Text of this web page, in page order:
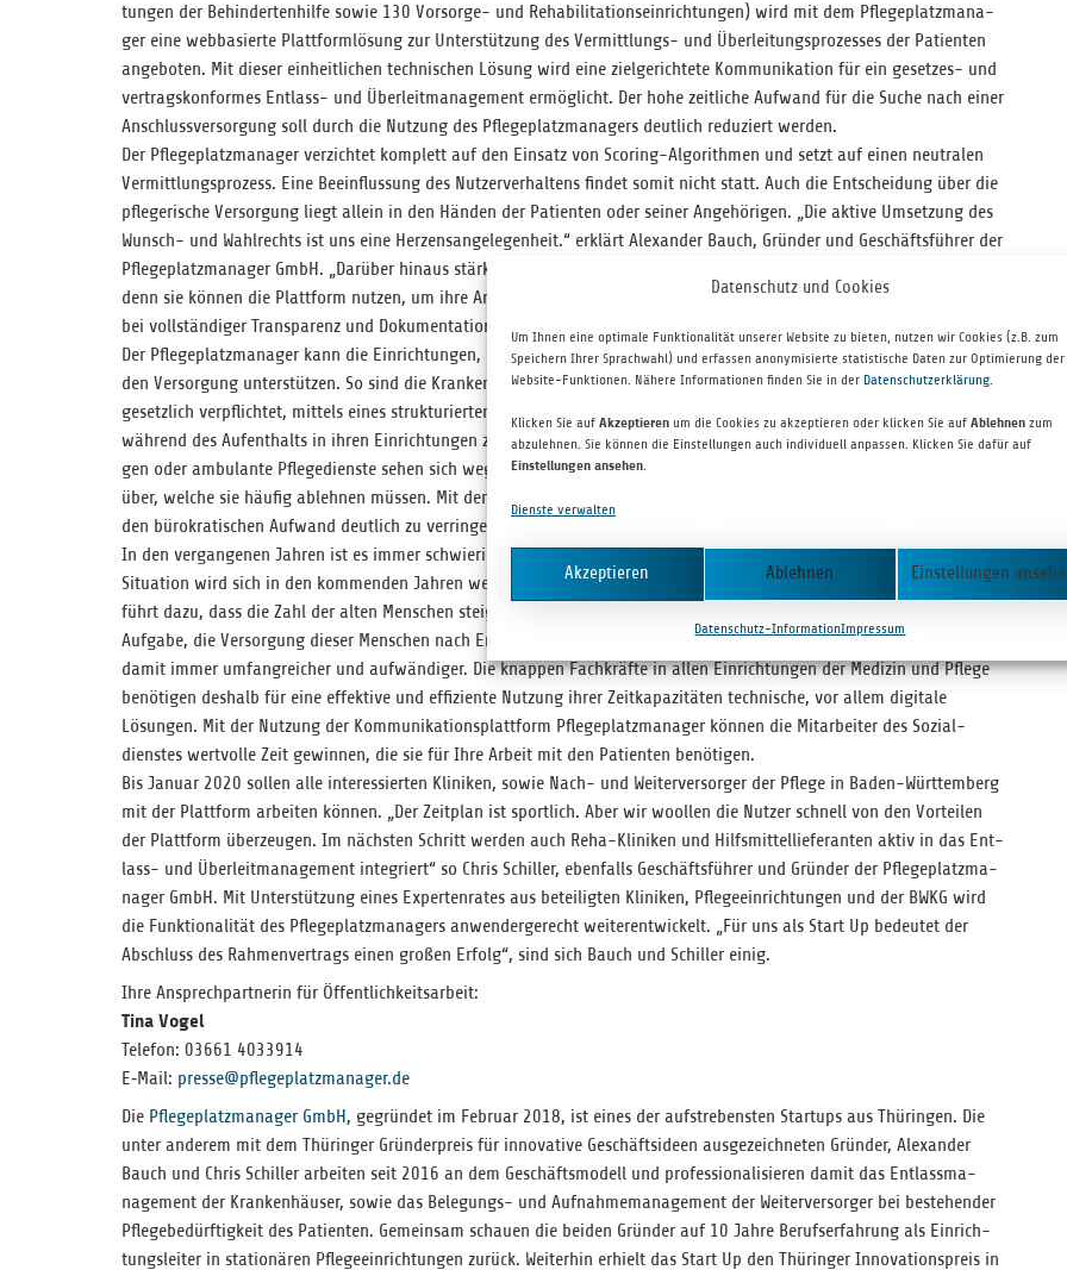
Datenschutz und Cookies
Um Ihnen eine optimale Funktionalität unserer Website zu bieten, nutzen wir Cookies (z.B. zum
Speichern Ihrer Sprachwahl) und erfassen anonymisierte statistische Daten zur Optimierung der
Website-Funktionen. Nähere Informationen finden Sie in der Datenschutzerklärung
Klicken Sie auf Akzeptieren um die Cookies zu akzeptieren oder klicken Sie auf Ablehnen zum
abzulehnen. Sie können die Einstellungen auch individuell anpassen. Klicken Sie dafür auf
Einstellungen ansehen
Dienste verwalten
Akzeptieren Ablehnen Einstellungen
Datenschutz-InformationImpressum
tun­gen der Behin­der­ten­hilfe sowie 130 Vor­sorge- und Reha­bi­li­ta­ti­ons­ein­rich­tun­gen) wird mit dem Pfle­ge­platz­ma­na­
ger eine web­ba­sierte Platt­form­lö­sung zur Unter­stüt­zung des Ver­mitt­lungs- und Über­lei­tungs­pro­zes­ses der Pati­en­ten
ange­bo­ten. Mit die­ser ein­heit­li­chen tech­ni­schen Lösung wird eine ziel­ge­rich­tete Kom­mu­ni­ka­tion für ein geset­zes- und
ver­trags­kon­for­mes Ent­lass- und Über­leit­ma­nage­ment ermög­licht. Der hohe zeit­li­che Auf­wand für die Suche nach einer
Anschluss­ver­sor­gung soll durch die Nut­zung des Pfle­ge­platz­ma­na­gers deut­lich redu­ziert werden.
Der Pfle­ge­platz­ma­na­ger ver­zich­tet kom­plett auf den Ein­satz von Scoring-Algo­rith­men und setzt auf einen neu­tra­len
Ver­mitt­lungs­pro­zess. Eine Beein­flus­sung des Nut­zer­ver­hal­tens fin­det somit nicht statt. Auch die Ent­schei­dung über die
pfle­ge­ri­sche Ver­sor­gung liegt allein in den Hän­den der Pati­en­ten oder sei­ner Ange­hö­ri­gen. „Die aktive Umset­zung des
Wunsch- und Wahl­rechts ist uns eine Her­zens­an­ge­le­gen­heit.“ erklärt Alex­an­der Bauch, Grün­der und Geschäfts­füh­rer der
Pfle­ge­platz­ma­na­ger GmbH. „Dar­über hin­aus stär­ken wir den fai­ren Wett­be­werb bei den Nach- und Wei­ter­ver­sor­gern,
denn sie kön­nen die Platt­form nut­zen, um ihre Ange­bote posi­tiv dar­zu­stel­len und erhal­ten alle pas­sen­den Anfra­gen
bei voll­stän­di­ger Trans­pa­renz und Doku­men­ta­tion des Auf­nahme- und Überleitmanagements.“
Der Pfle­ge­platz­ma­na­ger kann die Ein­rich­tun­gen, die Pati­en­ten und ihre Ange­hö­ri­gen bei der Suche nach der pas­sen­
den Ver­sor­gung unter­stüt­zen. So sind die Kran­ken­häu­ser, wie auch die Vor­sorge und Reha­bi­li­ta­ti­ons­ein­rich­tun­gen
gesetz­lich ver­pflich­tet, mit­tels eines struk­tu­rier­ten Ent­lass­ma­nage­ments die Anschluss­ver­sor­gung der Pati­en­ten bereits
wäh­rend des Auf­ent­halts in ihren Ein­rich­tun­gen zu orga­ni­sie­ren. Die Nach- und Wei­ter­ver­sor­ger wie Pfle­ge­ein­rich­tun­
gen oder ambu­lante Pfle­ge­dienste sehen sich wegen der feh­len­den Ver­sor­gungs­ka­pa­zi­tä­ten vie­len Anfra­gen gegen­
über, wel­che sie häu­fig ableh­nen müs­sen. Mit dem Pfle­ge­platz­ma­na­ger kann es gelin­gen, die Suche zu ver­kür­zen und
den büro­kra­ti­schen Auf­wand deut­lich zu verringern.
In den ver­gan­ge­nen Jah­ren ist es immer schwie­ri­ger gewor­den, die pas­sende Pfle­ge­ver­sor­gung zu fin­den und diese
Situa­tion wird sich in den kom­men­den Jah­ren wei­ter ver­schär­fen. Denn die demo­gra­fi­sche Ent­wick­lung in Deutsch­land
führt dazu, dass die Zahl der alten Men­schen steigt und damit vor­aus­sicht­lich auch die Zahl der Pfle­ge­be­dürf­ti­gen. Die
Auf­gabe, die Ver­sor­gung die­ser Men­schen nach Ent­las­sung aus dem Kran­ken­haus oder der Reha zu orga­ni­sie­ren, wird
damit immer umfang­rei­cher und auf­wän­di­ger. Die knap­pen Fach­kräfte in allen Ein­rich­tun­gen der Medi­zin und Pflege
benö­ti­gen des­halb für eine effek­tive und effi­zi­ente Nut­zung ihrer Zeit­ka­pa­zi­tä­ten tech­ni­sche, vor allem digi­tale
Lösun­gen. Mit der Nut­zung der Kom­mu­ni­ka­ti­ons­platt­form Pfle­ge­platz­ma­na­ger kön­nen die Mit­ar­bei­ter des Sozi­al­
diens­tes wert­volle Zeit gewin­nen, die sie für Ihre Arbeit mit den Pati­en­ten benötigen.
Bis Januar 2020 sol­len alle inter­es­sier­ten Kli­ni­ken, sowie Nach- und Wei­ter­ver­sor­ger der Pflege in Baden-Würt­tem­berg
mit der Platt­form arbei­ten kön­nen. „Der Zeit­plan ist sport­lich. Aber wir wool­len die Nut­zer schnell von den Vor­tei­len
der Platt­form über­zeu­gen. Im nächs­ten Schritt wer­den auch Reha-Kli­ni­ken und Hilfs­mit­tel­lie­fe­ran­ten aktiv in das Ent­
lass- und Über­leit­ma­nage­ment inte­griert“ so Chris Schil­ler, eben­falls Geschäfts­füh­rer und Grün­der der Pfle­ge­platz­ma­
na­ger GmbH. Mit Unter­stüt­zung eines Exper­ten­ra­tes aus betei­lig­ten Kli­ni­ken, Pfle­ge­ein­rich­tun­gen und der BWKG wird
die Funk­tio­na­li­tät des Pfle­ge­platz­ma­na­gers anwen­der­ge­recht wei­ter­ent­wi­ckelt. „Für uns als Start Up bedeu­tet der
Abschluss des Rah­men­ver­trags einen gro­ßen Erfolg“, sind sich Bauch und Schil­ler einig.
Ihre Ansprech­part­ne­rin für Öffentlichkeitsarbeit:
Tina Vogel
Tele­fon: 03661 4033914
E‑Mail: presse@pflegeplatzmanager.de
Die Pfle­ge­platz­ma­na­ger GmbH, gegrün­det im Februar 2018, ist eines der auf­stre­bens­ten Start­ups aus Thü­rin­gen. Die
unter ande­rem mit dem Thü­rin­ger Grün­der­preis für inno­va­tive Geschäfts­ideen aus­ge­zeich­ne­ten Grün­der, Alex­an­der
Bauch und Chris Schil­ler arbei­ten seit 2016 an dem Geschäfts­mo­dell und pro­fes­sio­na­li­sie­ren damit das Ent­lass­ma­
nage­ment der Kran­ken­häu­ser, sowie das Bele­gungs- und Auf­nah­me­ma­nage­ment der Wei­ter­ver­sor­ger bei bestehen­der
Pfle­ge­be­dürf­tig­keit des Pati­en­ten. Gemein­sam schauen die bei­den Grün­der auf 10 Jahre Berufs­er­fah­rung als Ein­rich­
tungs­lei­ter in sta­tio­nä­ren Pfle­ge­ein­rich­tun­gen zurück. Wei­ter­hin erhielt das Start Up den Thü­rin­ger Inno­va­ti­ons­preis in